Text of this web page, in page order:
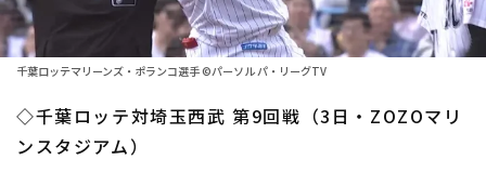
1軍公式戦
ファーム東地区
ファーム西地区
選手名鑑
選手名鑑トップ
北海道日本ハムファイターズ
東北楽天ゴールデンイーグルス
ニュース
千葉ロッテマリーンズ・ポランコ選手 ©パーソル パ・リーグTV
◇千葉ロッテ対埼玉西武 第9回戦（3日・ZOZOマリ
ンスタジアム）